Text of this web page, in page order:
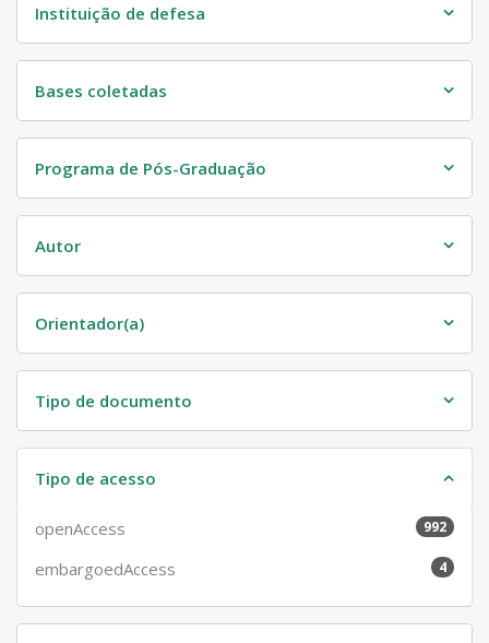
Instituição de defesa
Bases coletadas
Programa de Pós-Graduação
Autor
Orientador(a)
Tipo de documento
Tipo de acesso
openAccess 992
embargoedAccess 4